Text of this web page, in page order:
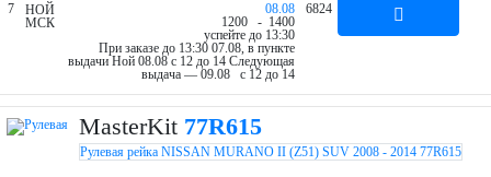
7
НОЙ
МСК
08.08
1200 - 1400
успейте до 13:30
При заказе до 13:30 07.08, в пункте
выдачи Ной 08.08 c 12 до 14 Следующая
выдача — 09.08 c 12 до 14
6824
MasterKit 77R615
Рулевая рейка NISSAN MURANO II (Z51) SUV 2008 - 2014 77R615